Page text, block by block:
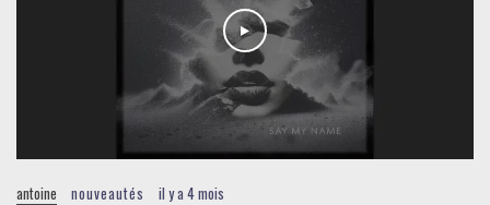
antoine nouveautés il y a 4 mois